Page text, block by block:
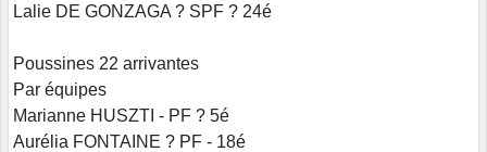
Lalie DE GONZAGA ? SPF ? 24é
Poussines 22 arrivantes
Par équipes
Marianne HUSZTI - PF ? 5é
Aurélia FONTAINE ? PF - 18é